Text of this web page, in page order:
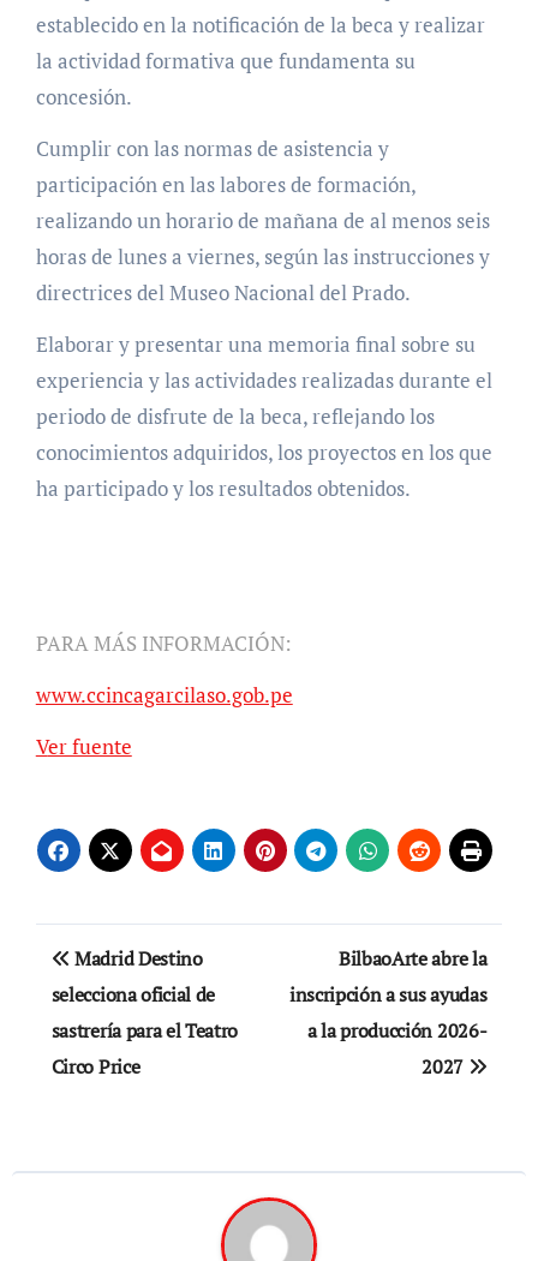
establecido en la notificación de la beca y realizar
la actividad formativa que fundamenta su
concesión.
Cumplir con las normas de asistencia y
participación en las labores de formación,
realizando un horario de mañana de al menos seis
horas de lunes a viernes, según las instrucciones y
directrices del Museo Nacional del Prado.
Elaborar y presentar una memoria final sobre su
experiencia y las actividades realizadas durante el
periodo de disfrute de la beca, reflejando los
conocimientos adquiridos, los proyectos en los que
ha participado y los resultados obtenidos.
PARA MÁS INFORMACIÓN:
www.ccincagarcilaso.gob.pe
Ver fuente
Navegación
de
entradas
Madrid Destino
selecciona oficial de
sastrería para el Teatro
Circo Price
BilbaoArte abre la
inscripción a sus ayudas
a la producción 2026-
2027